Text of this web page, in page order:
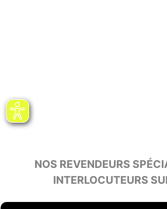
NOS REVENDEURS
INTERLOCUTEURS